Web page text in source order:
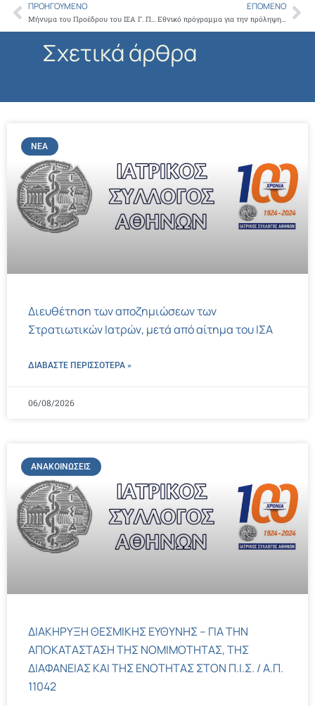
Prev
ΠΡΟΗΓΟΎΜΕΝΟ
Μήνυμα του Προέδρου του ΙΣΑ Γ. Πατούλη για την Παγκόσμια Ημέρα Καρκίνου
ΕΠΌΜΕΝΟ
Εθνικό πρόγραμμα για την πρόληψη και αντιμετώπιση καρδιαγγειακών κινδύνων. Συμμετοχή ιδιωτικών φορέων ΠΦΥ
Σχετικά άρθρα
ΝΈΑ
Διευθέτηση των αποζημιώσεων των
Στρατιωτικών Ιατρών, μετά από αίτημα του ΙΣΑ
ΔΙΑΒΑΣΤΕ ΠΕΡΙΣΣΌΤΕΡΑ »
06/08/2026
ΑΝΑΚΟΙΝΏΣΕΙΣ
ΔΙΑΚΗΡΥΞΗ ΘΕΣΜΙΚΗΣ ΕΥΘΥΝΗΣ – ΓΙΑ ΤΗΝ
ΑΠΟΚΑΤΑΣΤΑΣΗ ΤΗΣ ΝΟΜΙΜΟΤΗΤΑΣ, ΤΗΣ
ΔΙΑΦΑΝΕΙΑΣ ΚΑΙ ΤΗΣ ΕΝΟΤΗΤΑΣ ΣΤΟΝ Π.Ι.Σ. / Α.Π.
11042